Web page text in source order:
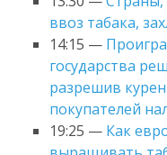
ввоз табака,
14:15 —
государства
разрешив
покупателей
19:25 — Как